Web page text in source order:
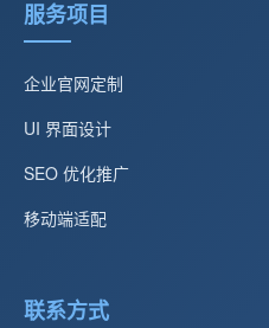
服务项目
企业官网定制
UI 界面设计
SEO 优化推广
移动端适配
联系方式